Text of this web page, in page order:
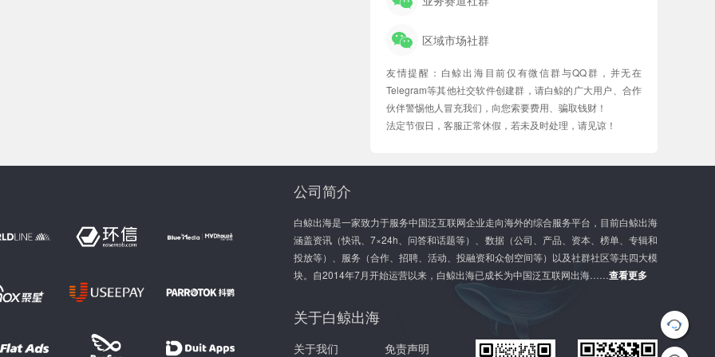
区域市场社群
友情提醒：白鲸出海目前仅有微信群与QQ群，并无在
Telegram等其他社交软件创建群，请白鲸的广大用户、合作
伙伴警惕他人冒充我们，向您索要费用、骗取钱财！
法定节假日，客服正常休假，若未及时处理，请见谅！
G
l
公司简介
白鲸出海是一家致力于服务中国泛互联网企业走向海外的综合服务平台，目前白鲸出海
涵盖资讯（快讯、7×24h、问答和话题等）、数据（公司、产品、资本、榜单、专辑和
投放等）、服务（合作、招聘、活动、投融资和众创空间等）以及社群社区等共四大模
块。自2014年7月开始运营以来，白鲸出海已成长为中国泛互联网出海……查看更多
关于白鲸出海
关于我们 免责声明